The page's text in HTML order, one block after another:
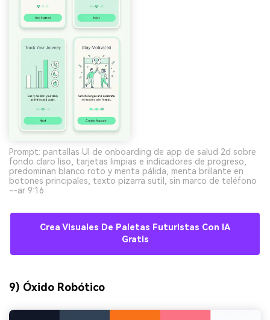
Prompt: pantallas UI de onboarding de app de salud 2d sobre
fondo claro liso, tarjetas limpias e indicadores de progreso,
predominan blanco roto y menta pálida, menta brillante en
botones principales, texto pizarra sutil, sin marco de teléfono
--ar 9:16
Crea Visuales De Paletas Futuristas Con IA
Gratis
9) Óxido Robótico